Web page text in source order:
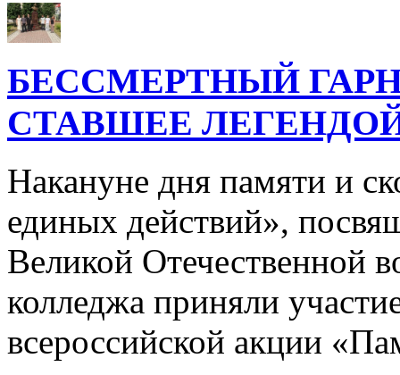
БЕССМЕРТНЫЙ
СТАВШЕЕ
Накануне дня памяти и
единых действий»,
Великой Отечественной
колледжа приняли
всероссийской акции